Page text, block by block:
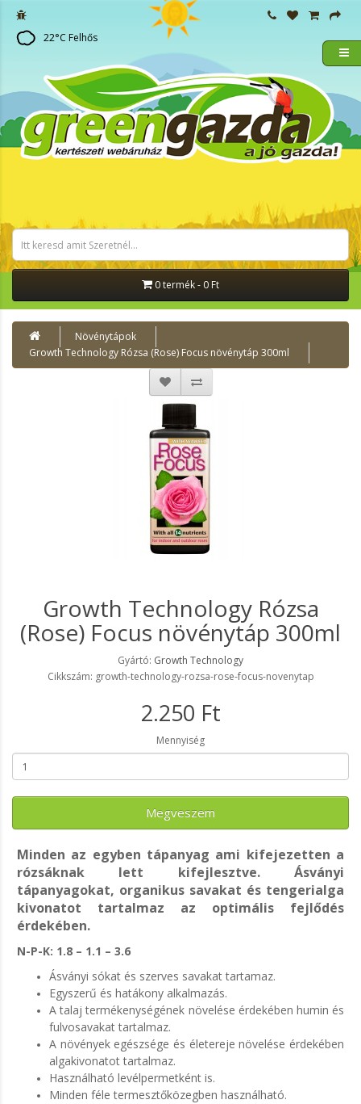
22°C Felhős
0 termék - 0 Ft
Növénytápok
Growth Technology Rózsa (Rose) Focus növénytáp 300ml
Growth Technology Rózsa
(Rose) Focus növénytáp 300ml
Gyártó: Growth Technology
Cikkszám: growth-technology-rozsa-rose-focus-novenytap
2.250 Ft
Mennyiség
Megveszem
Minden az egyben tápanyag ami kifejezetten a
rózsáknak lett kifejlesztve. Ásványi
tápanyagokat, organikus savakat és tengerialga
kivonatot tartalmaz az optimális fejlődés
érdekében.
N-P-K: 1.8 – 1.1 – 3.6
Ásványi sókat és szerves savakat tartamaz.
Egyszerű és hatákony alkalmazás.
A talaj termékenységének növelése érdekében humin és
fulvosavakat tartalmaz.
A növények egészsége és életereje növelése érdekében
algakivonatot tartalmaz.
Használható levélpermetként is.
Minden féle termesztőközegben használható.